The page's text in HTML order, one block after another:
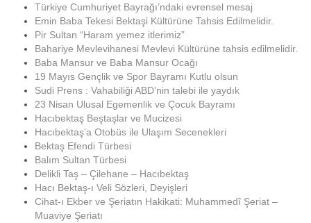
Türkiye Cumhuriyet Bayrağı’ndaki evrensel mesaj
Emin Baba Tekesi Bektaşi Kültürüne Tahsis Edilmelidir.
Pir Sultan “Haram yemez itlerimiz”
Bahariye Mevlevihanesi Mevlevi Kültürüne tahsis edilmelidir.
Baba Mansur ve Baba Mansur Ocağı
19 Mayıs Gençlik ve Spor Bayramı Kutlu olsun
Sudi Prens : Vahabiliği ABD’nin talebi ile yaydık
23 Nisan Ulusal Egemenlik ve Çocuk Bayramı
Hacıbektaş Beştaşlar ve Mucizesi
Hacıbektaş’a Otobüs ile Ulaşım Secenekleri
Bektaş Efendi Türbesi
Balım Sultan Türbesi
Delikli Taş – Çilehane – Hacıbektaş
Hacı Bektaş-ı Veli Sözleri, Deyişleri
Cihat-ı Ekber ve Şeriatın Hakikati: Muhammedî Şeriat –
Muaviye Şeriatı